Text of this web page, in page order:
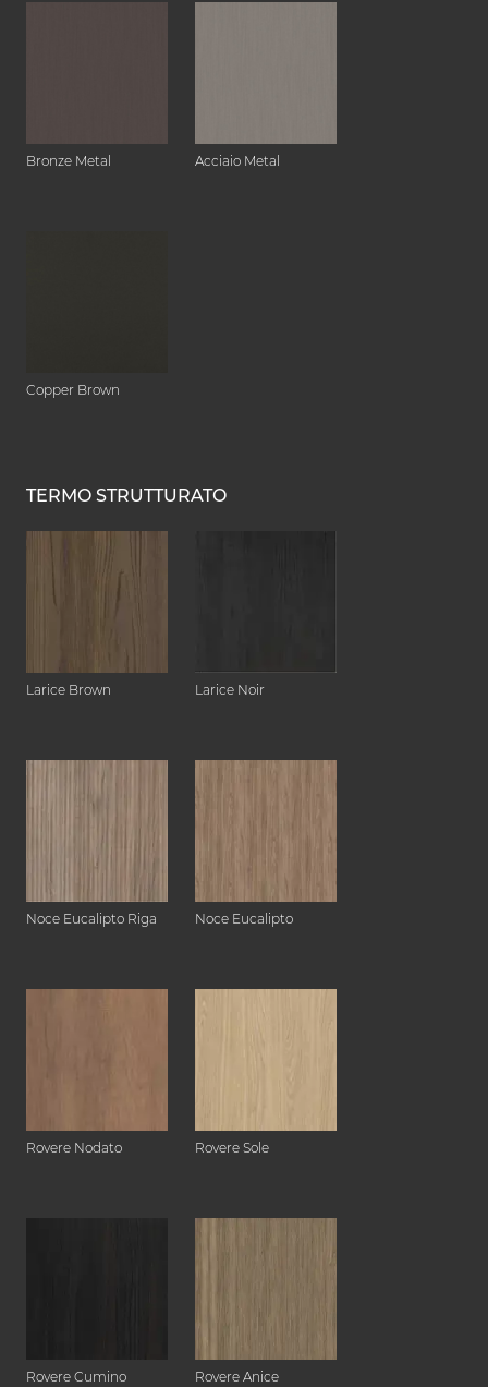
Bronze Metal Acciaio Metal
Copper Brown
TERMO STRUTTURATO
Larice Brown Larice Noir
Noce Eucalipto Riga Noce Eucalipto
Rovere Nodato Rovere Sole
Rovere Cumino Rovere Anice